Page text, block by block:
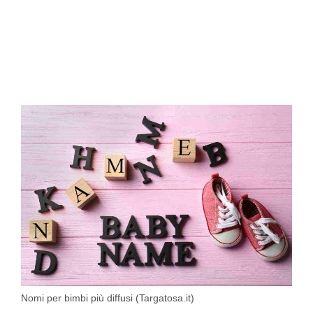
Nomi per bimbi più diffusi (Targatosa.it)